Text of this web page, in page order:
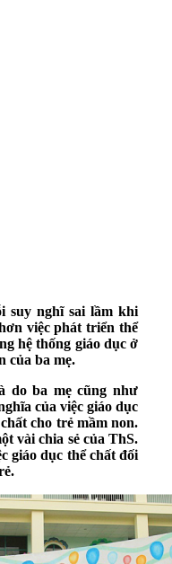
suy nghĩ sai lầm khi
việc phát triển thể
hệ thống giáo dục ở
của ba mẹ.
do ba mẹ cũng như
của việc giáo dục
cho trẻ mầm non.
vài chia sẻ của ThS.
giáo dục thể chất đối